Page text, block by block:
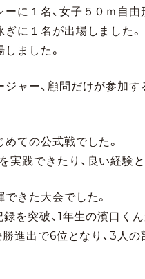
に１名、女子５０ｍ自由
に１名が出場しました。
ました。
ャー、顧問だけが参加す
ての公式戦でした。
践できたり、良い経験と
きた大会でした。
を突破、1年生の濱口く
進出で6位となり、3人の